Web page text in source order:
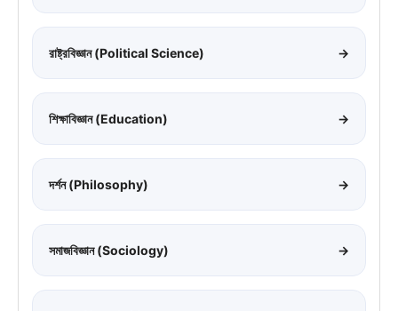
রাষ্ট্রবিজ্ঞান (Political Science) →
শিক্ষাবিজ্ঞান (Education) →
দর্শন (Philosophy) →
সমাজবিজ্ঞান (Sociology) →